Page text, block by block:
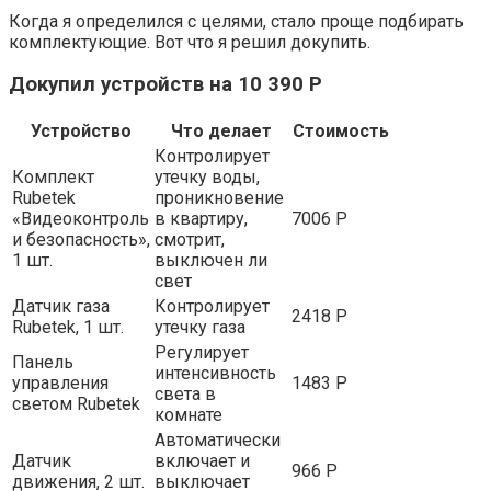
Когда я определился с целями, стало проще подбирать
комплектующие. Вот что я решил докупить.
Докупил устройств на 10 390 Р
Устройство Что делает Стоимость
Комплект
Rubetek
«Видеоконтроль
и безопасность»,
1 шт.
Контролирует
утечку воды,
проникновение
в квартиру,
смотрит,
выключен ли
свет
7006 Р
Датчик газа
Rubetek, 1 шт.
Контролирует
утечку газа
2418 Р
Панель
управления
светом Rubetek
Регулирует
интенсивность
света в
комнате
1483 Р
Датчик
движения, 2 шт.
Автоматически
включает и
выключает
966 Р